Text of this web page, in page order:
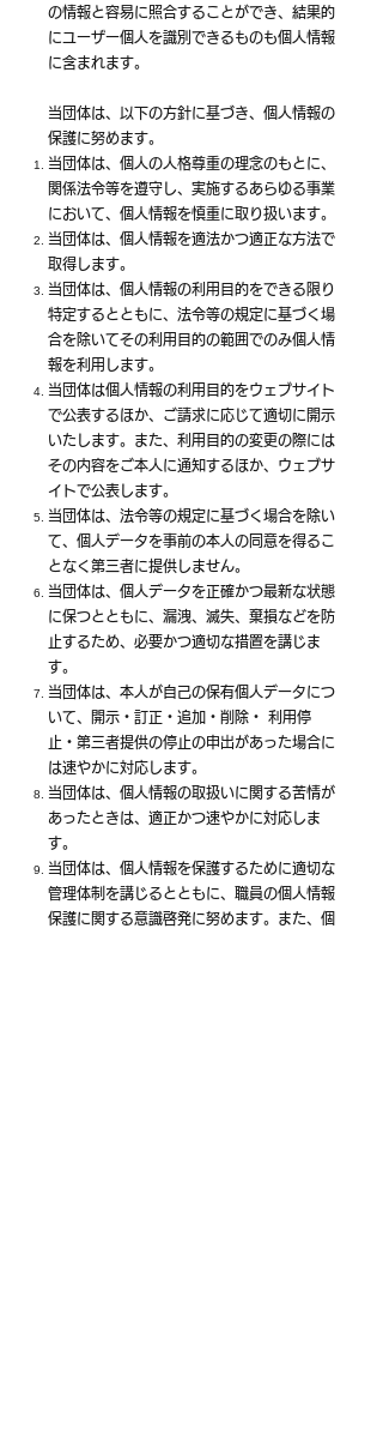
の情報と容易に照合することができ、結果的
にユーザー個人を識別できるものも個人情報
に含まれます。
当団体は、以下の方針に基づき、個人情報の
保護に努めます。
当団体は、個人の人格尊重の理念のもとに、
関係法令等を遵守し、実施するあらゆる事業
において、個人情報を慎重に取り扱います。
当団体は、個人情報を適法かつ適正な方法で
取得します。
当団体は、個人情報の利用目的をできる限り
特定するとともに、法令等の規定に基づく場
合を除いてその利用目的の範囲でのみ個人情
報を利用します。
当団体は個人情報の利用目的をウェブサイト
で公表するほか、ご請求に応じて適切に開示
いたします。また、利用目的の変更の際には
その内容をご本人に通知するほか、ウェブサ
イトで公表します。
当団体は、法令等の規定に基づく場合を除い
て、個人データを事前の本人の同意を得るこ
となく第三者に提供しません。
当団体は、個人データを正確かつ最新な状態
に保つとともに、漏洩、滅失、棄損などを防
止するため、必要かつ適切な措置を講じま
す。
当団体は、本人が自己の保有個人データにつ
いて、開示・訂正・追加・削除・ 利用停
止・第三者提供の停止の申出があった場合に
は速やかに対応します。
当団体は、個人情報の取扱いに関する苦情が
あったときは、適正かつ速やかに対応しま
す。
当団体は、個人情報を保護するために適切な
管理体制を講じるとともに、職員の個人情報
保護に関する意識啓発に努めます。また、個